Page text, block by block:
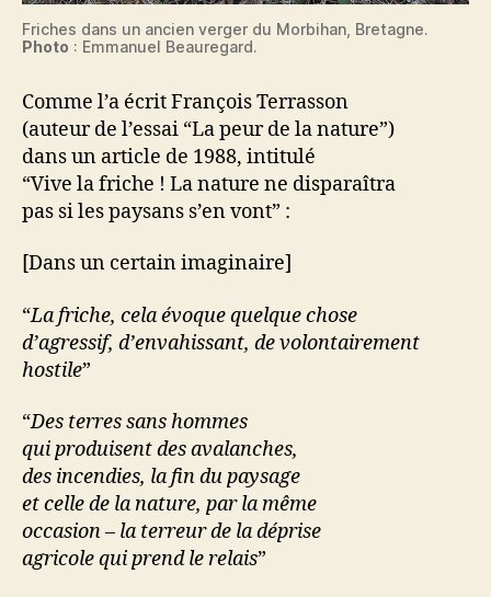
Friches dans un ancien verger du Morbihan, Bretagne.
Photo : Emmanuel Beauregard.
Comme l’a écrit François Terrasson
(auteur de l’essai “La peur de la nature”)
dans un article de 1988, intitulé
“Vive la friche ! La nature ne disparaîtra
pas si les paysans s’en vont” :
[Dans un certain imaginaire]
“La friche, cela évoque quelque chose
d’agressif, d’envahissant, de volontairement
hostile”
“Des terres sans hommes
qui produisent des avalanches,
des incendies, la fin du paysage
et celle de la nature, par la même
occasion – la terreur de la déprise
agricole qui prend le relais”